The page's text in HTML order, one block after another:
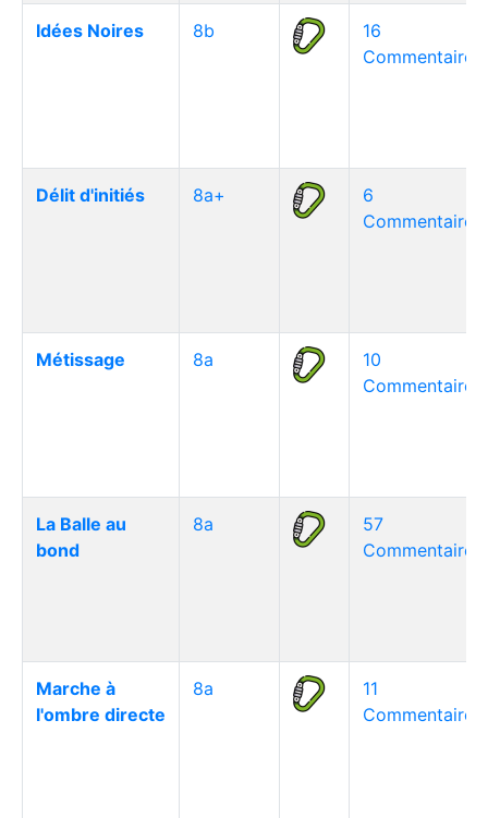
Idées Noires 8b
16
Délit d'initiés 8a+
6
Métissage 8a
10
La Balle au
bond
8a
57
Marche à
l'ombre directe
8a
11